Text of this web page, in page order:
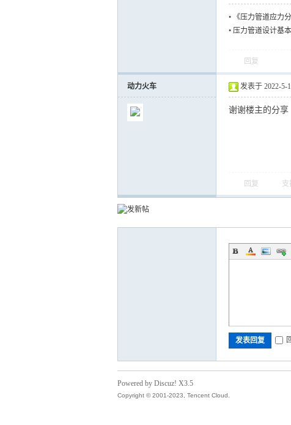
储
运
• 《压力管道应力
• 压力管道设计基
回复
动力火车 发表于 2022-5-
谢谢楼主的分享
回复 支
发表回复
Powered by Discuz! X3.5
Copyright © 2001-2023, Tencent Cloud.